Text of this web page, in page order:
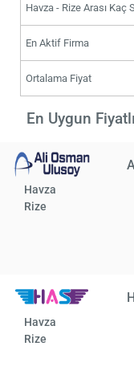
Havza - Rize Arası Kaç
En Aktif Firma
Ortalama Fiyat
En Uygun
Havza
Rize
Havza
Rize